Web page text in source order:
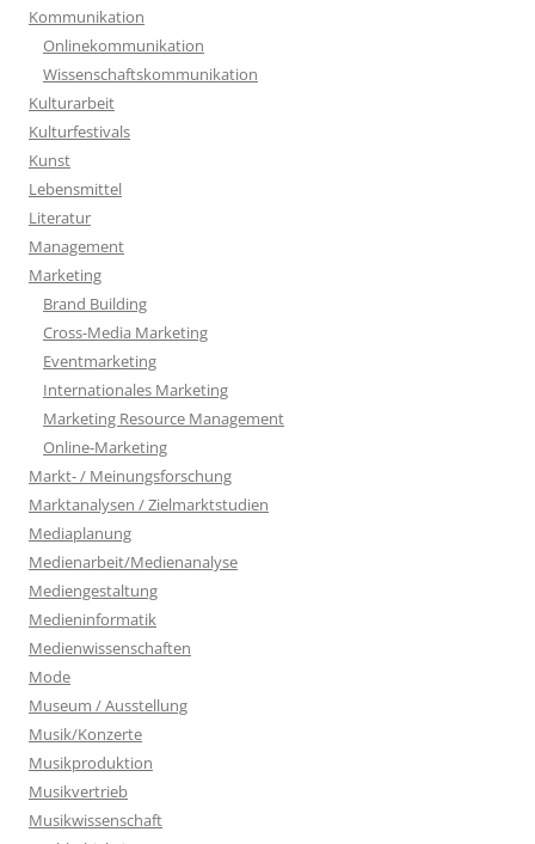
Kommunikation
Onlinekommunikation
Wissenschaftskommunikation
Kulturarbeit
Kulturfestivals
Kunst
Lebensmittel
Literatur
Management
Marketing
Brand Building
Cross-Media Marketing
Eventmarketing
Internationales Marketing
Marketing Resource Management
Online-Marketing
Markt- / Meinungsforschung
Marktanalysen / Zielmarktstudien
Mediaplanung
Medienarbeit/Medienanalyse
Mediengestaltung
Medieninformatik
Medienwissenschaften
Mode
Museum / Ausstellung
Musik/Konzerte
Musikproduktion
Musikvertrieb
Musikwissenschaft